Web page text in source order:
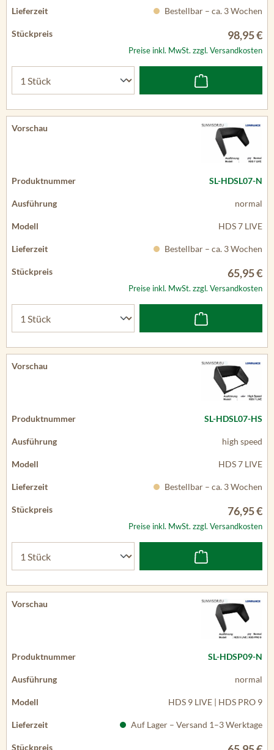
Bestellbar – ca. 3 Wochen
98,95 €
Preise inkl. MwSt. zzgl. Versandkosten
SL-HDSL07-N
normal
HDS 7 LIVE
Bestellbar – ca. 3 Wochen
65,95 €
Preise inkl. MwSt. zzgl. Versandkosten
SL-HDSL07-HS
high speed
HDS 7 LIVE
Bestellbar – ca. 3 Wochen
76,95 €
Preise inkl. MwSt. zzgl. Versandkosten
SL-HDSP09-N
normal
HDS 9 LIVE | HDS PRO 9
Auf Lager – Versand 1–3 Werktage